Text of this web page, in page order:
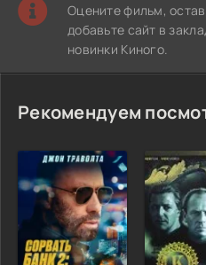
Оцените фильм,
добавьте сайт в
новинки Киного.
Рекомендуем